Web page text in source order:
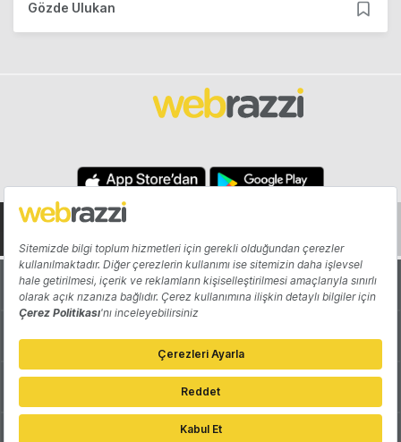
Gözde Ulukan
Hakkında Yazarlar
Katkıda Bulun Reklam